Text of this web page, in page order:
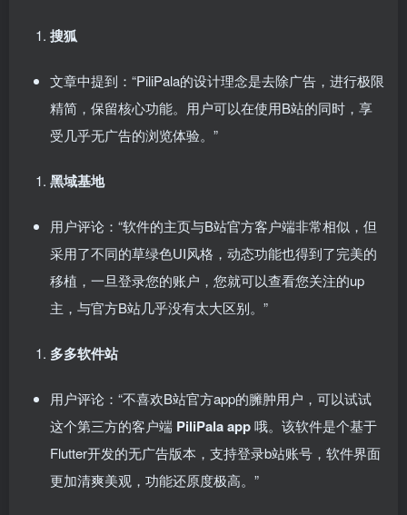
搜狐
文章中提到：“PiliPala的设计理念是去除广告，进行极限
精简，保留核心功能。用户可以在使用B站的同时，享
受几乎无广告的浏览体验。”
黑域基地
用户评论：“软件的主页与B站官方客户端非常相似，但
采用了不同的草绿色UI风格，动态功能也得到了完美的
移植，一旦登录您的账户，您就可以查看您关注的up
主，与官方B站几乎没有太大区别。”
多多软件站
用户评论：“不喜欢B站官方app的臃肿用户，可以试试
这个第三方的客户端 PiliPala app哦。该软件是个基于
Flutter开发的无广告版本，支持登录b站账号，软件界面
更加清爽美观，功能还原度极高。”